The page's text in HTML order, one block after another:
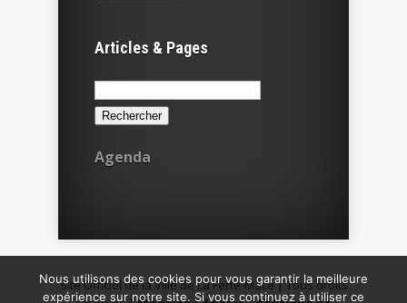
Articles & Pages
Rechercher :
Agenda
Site Officiel de la Ville de La Ferté-Macé | Tous droits
Nous utilisons des cookies pour vous garantir la meilleure
expérience sur notre site. Si vous continuez à utiliser ce